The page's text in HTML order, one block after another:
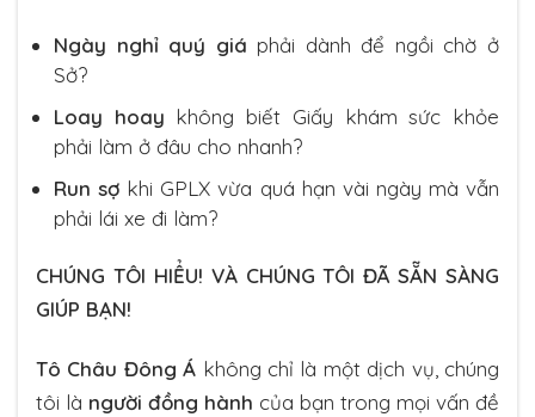
Ngày nghỉ quý giá phải dành để ngồi chờ ở
Sở?
Loay hoay không biết Giấy khám sức khỏe
phải làm ở đâu cho nhanh?
Run sợ khi GPLX vừa quá hạn vài ngày mà vẫn
phải lái xe đi làm?
CHÚNG TÔI HIỂU! VÀ CHÚNG TÔI ĐÃ SẴN SÀNG
GIÚP BẠN!
Tô Châu Đông Á không chỉ là một dịch vụ, chúng
tôi là người đồng hành của bạn trong mọi vấn đề